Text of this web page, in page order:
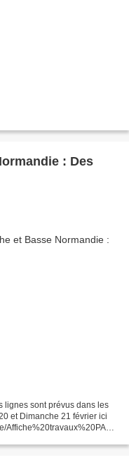
: Des
lignes sont prévus dans les
et Dimanche 21 février ici
Affiche%20travaux%20PARI
280063.pdf...